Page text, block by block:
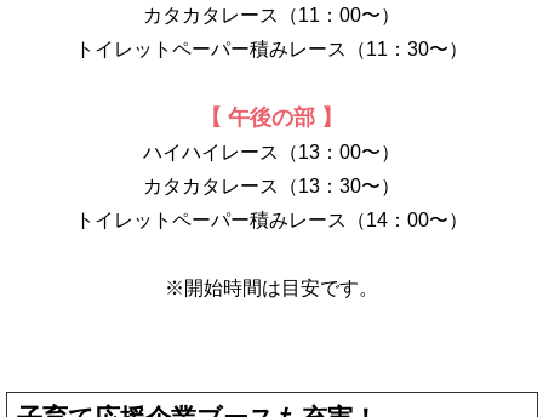
カタカタレース（11：00〜）
トイレットペーパー積みレース（11：30〜）
【 午後の部 】
ハイハイレース（13：00〜）
カタカタレース（13：30〜）
トイレットペーパー積みレース（14：00〜）
※開始時間は目安です。